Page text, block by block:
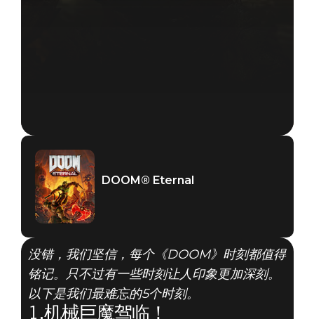
DOOM® Eternal
没错，我们坚信，每个《DOOM》时刻都值得
铭记。只不过有一些时刻让人印象更加深刻。
以下是我们最难忘的5个时刻。
1.机械巨魔驾临！